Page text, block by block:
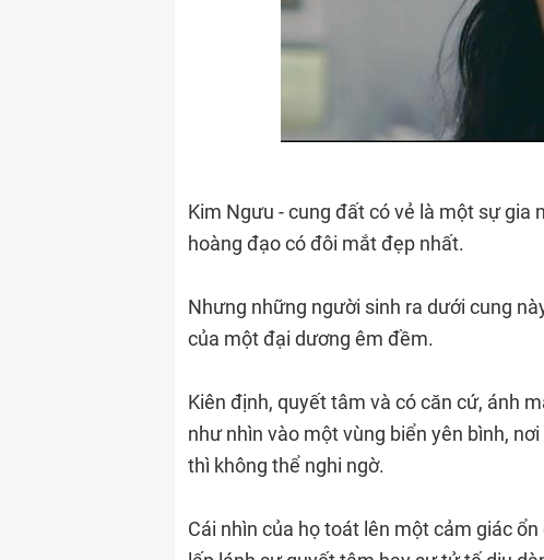
Kim Ngưu - cung đất có vẻ là một sự gia
hoàng đạo có đôi mắt đẹp nhất.
Nhưng những người sinh ra dưới cung
của một đại dương êm đềm.
Kiên định, quyết tâm và có căn cứ, ánh
như nhìn vào một vùng biển yên bình,
thì không thể nghi ngờ.
Cái nhìn của họ toát lên một cảm giác